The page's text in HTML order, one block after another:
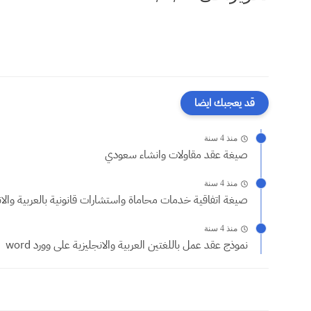
قد يعجبك ايضا
منذ 4 سنة
صيغة عقد مقاولات وانشاء سعودي
منذ 4 سنة
صيغة اتفاقية خدمات محاماة واستشارات قانونية بالعربية
منذ 4 سنة
نموذج عقد عمل باللغتين العربية والانجليزية على وورد word